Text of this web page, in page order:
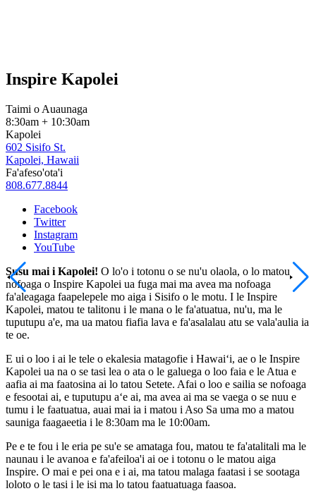
Inspire Kapolei
Taimi o Auaunaga
8:30am + 10:30am
Kapolei
602 Sisifo St.
Kapolei, Hawaii
Fa'afeso'ota'i
808.677.8844
Facebook
Twitter
Instagram
YouTube
Susu mai i Kapolei! O lo'o i totonu o se nu'u olaola, o lo matou
nofoaga o Inspire Kapolei ua fuga mai ma avea ma nofoaga
fa'aleagaga faapelepele mo aiga i Sisifo o le motu. I le Inspire
Kapolei, matou te talitonu i le mana o le fa'atuatua, nu'u, ma le
tuputupu a'e, ma ua matou fiafia lava e fa'asalalau atu se vala'aulia ia
te oe.
E ui o loo i ai le tele o ekalesia matagofie i Hawaiʻi, ae o le Inspire
Kapolei ua na o se tasi lea o ata o le galuega o loo faia e le Atua e
aafia ai ma faatosina ai lo tatou Setete. Afai o loo e sailia se nofoaga
e fesootai ai, e tuputupu aʻe ai, ma avea ai ma se vaega o se nuu e
tumu i le faatuatua, auai mai ia i matou i Aso Sa uma mo a matou
sauniga faagaeetia i le 8:30am ma le 10:00am.
Pe e te fou i le eria pe su'e se amataga fou, matou te fa'atalitali ma le
naunau i le avanoa e fa'afeiloa'i ai oe i totonu o le matou aiga
Inspire. O mai e pei ona e i ai, ma tatou malaga faatasi i se sootaga
loloto o le tasi i le isi ma lo tatou faatuatuaga faasoa.